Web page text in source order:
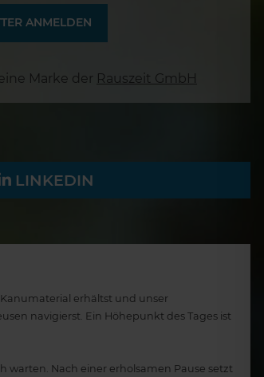
Marke der Rauszeit GmbH
LINKEDIN
erhältst und unser
navigierst. Ein Höhepunkt des Tages ist
warten. Nach einer erholsamen Pause setzt